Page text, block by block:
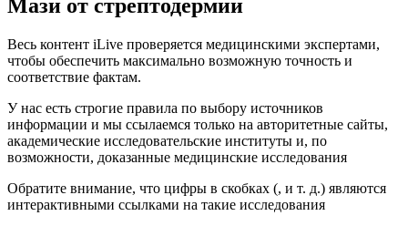
Мази от стрептодермии
Весь контент iLive проверяется медицинскими экспертами,
чтобы обеспечить максимально возможную точность и
соответствие фактам.
У нас есть строгие правила по выбору источников
информации и мы ссылаемся только на авторитетные сайты,
академические исследовательские институты и, по
возможности, доказанные медицинские исследования
Обратите внимание, что цифры в скобках (, и т. д.) являются
интерактивными ссылками на такие исследования